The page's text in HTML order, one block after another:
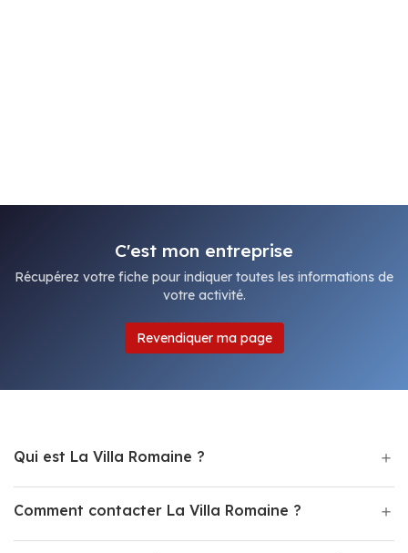
C'est mon entreprise
Récupérez votre fiche pour indiquer toutes les informations de
votre activité.
Revendiquer ma page
Qui est La Villa Romaine ?
Comment contacter La Villa Romaine ?